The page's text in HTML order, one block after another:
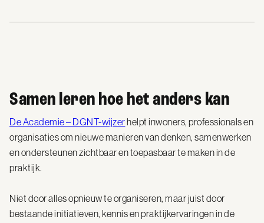
Samen leren hoe het anders kan
De Academie – DGNT-wijzerhelpt inwoners, professionals en
organisaties om nieuwe manieren van denken, samenwerken
en ondersteunen zichtbaar en toepasbaar te maken in de
praktijk.
Niet door alles opnieuw te organiseren, maar juist door
bestaande initiatieven, kennis en praktijkervaringen in de